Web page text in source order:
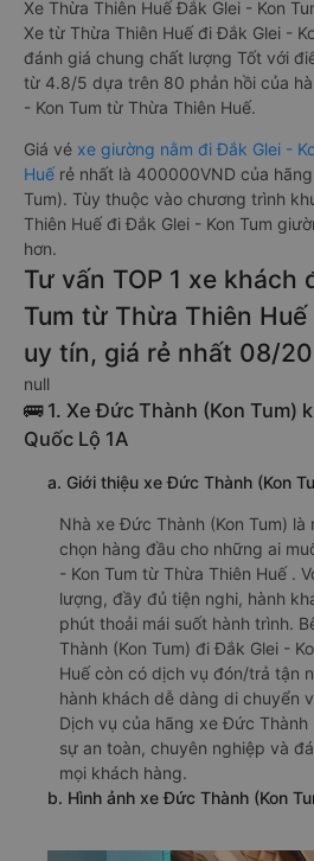
Xe Thừa Thiên Huế Đắk Glei - Kon
Xe từ Thừa Thiên Huế đi Đắk Glei -
đánh giá chung chất lượng Tốt với
từ 4.8/5 dựa trên 80 phản hồi của
- Kon Tum từ Thừa Thiên Huế.
Giá vé xe giường nằm đi Đắk Glei -
Huế rẻ nhất là 400000VND của
Tum). Tùy thuộc vào chương trình
Thiên Huế đi Đắk Glei - Kon Tum
hơn.
Tư vấn TOP 1 xe khách
Tum từ Thừa Thiên
uy tín, giá rẻ nhất 08/
null
🚌 1. Xe Đức Thành (Kon Tum)
Quốc Lộ 1A
a. Giới thiệu xe Đức Thành (Kon
Nhà xe Đức Thành (Kon Tum)
chọn hàng đầu cho những ai
- Kon Tum từ Thừa Thiên Huế .
lượng, đầy đủ tiện nghi, hành
phút thoải mái suốt hành trình.
Thành (Kon Tum) đi Đắk Glei -
Huế còn có dịch vụ đón/trả tận
hành khách dễ dàng di chuyển
Dịch vụ của hãng xe Đức Thành
sự an toàn, chuyên nghiệp và
mọi khách hàng.
b. Hình ảnh xe Đức Thành (Kon